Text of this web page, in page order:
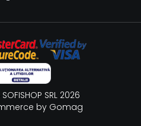
SRL 2026
by Gomag